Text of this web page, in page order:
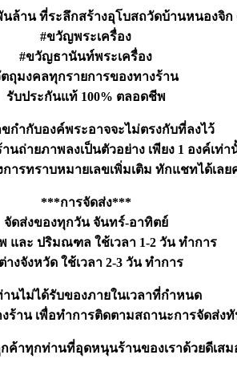
ล้าน ที่ระลึกสร้างอุโบสถวัดบ้านหนองจิก
#ขวัญพระเครื่อง
#ขวัญธานันท์พระเครื่อง
ถุมงคลทุกรายการของทางร้าน
รับประกันแท้ 100% ตลอดชีพ
ขกำกับองค์พระอาจจะไม่ตรงกับที่ลงไว้
านถ่ายภาพลงเป็นตัวอย่าง เพียง 1 องค์เท่า
ารทราบหมายเลขเพิ่มเติม ทักแชทได้เลย
***การจัดส่ง***
จัดส่งของทุกวัน จันทร์-อาทิตย์
และ ปริมณฑล ใช้เวลา 1-2 วัน ทำการ
างจังหวัด ใช้เวลา 2-3 วัน ทำการ
นไม่ได้รับของภายในเวลาที่กำหนด
ร้าน เพื่อทำการติดตามสถานะการจัดส่ง
าทุกท่านที่อุดหนุนร้านของเราด้วยดีเสม